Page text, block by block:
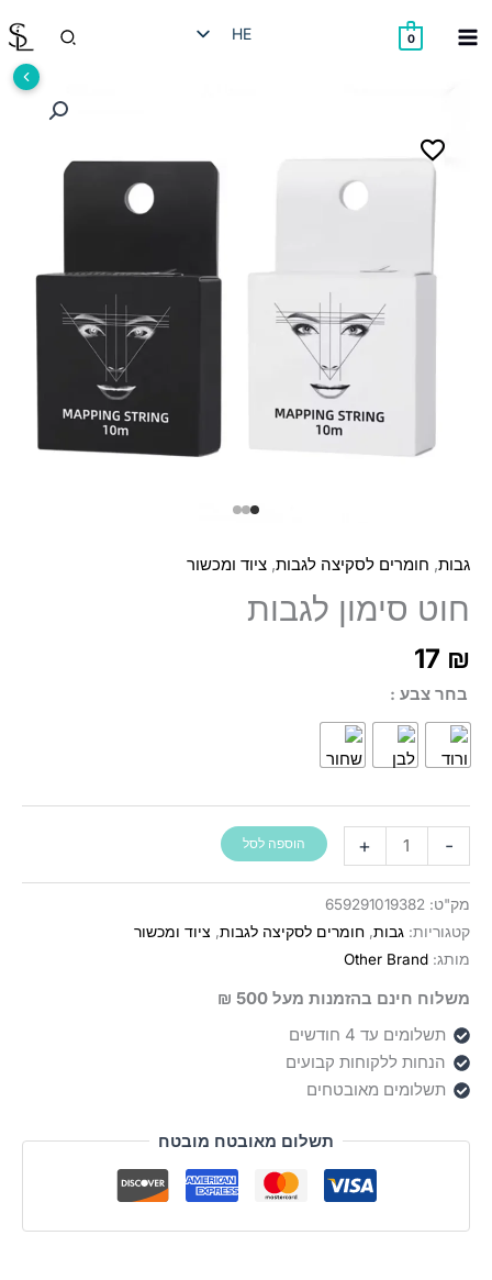
לתוכן
0
HE
חיפוש
גבות, חומרים לסקיצה לגבות, ציוד ומכשור
חוט סימון לגבות
17 ₪
בחר צבע
-
של
+ הוספה לסל
מק"ט: 659291019382
קטגוריות: גבות, חומרים לסקיצה לגבות, ציוד ומכשור
מותג: Other Brand
משלוח חינם בהזמנות מעל 500 ₪
תשלומים עד 4 חודשים
הנחות ללקוחות קבועים
תשלומים מאובטחים
תשלום מאובטח מובטח